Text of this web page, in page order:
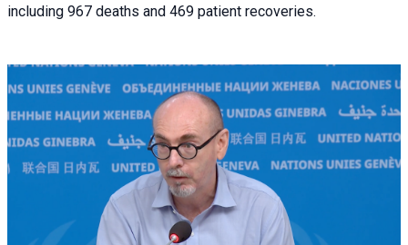
including 967 deaths and 469 patient recoveries.